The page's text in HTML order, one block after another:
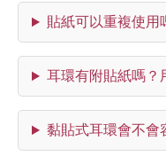
貼紙可以重複使用
耳環有附貼紙嗎？
黏貼式耳環會不會